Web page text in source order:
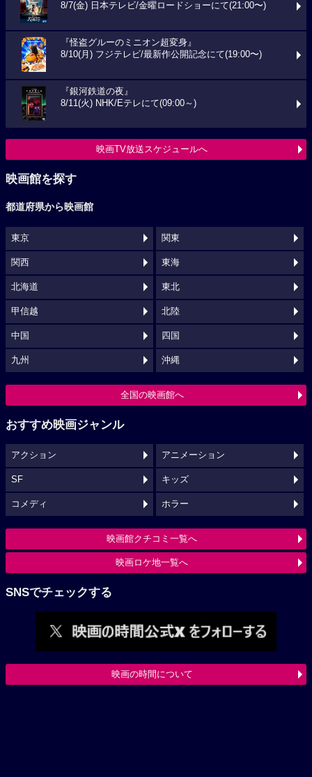
8/7(金) 日本テレビ/金曜ロードショーにて(21:00〜)
『怪盗グルーのミニオン超変身』
8/10(月) フジテレビ/最新作公開記念にて(19:00〜)
『銀河鉄道の夜』
8/11(火) NHK/Eテレにて(09:00～)
映画TV放送スケジュールへ
映画館を探す
都道府県から映画館
東京 関東
関西 東海
北海道 東北
甲信越 北陸
中国 四国
九州 沖縄
全国の映画館へ
おすすめ映画ジャンル
アクション アニメーション
SF キッズ
コメディ ホラー
映画館クチコミ一覧へ
映画ロケ地一覧へ
SNSでチェックする
映画の時間について